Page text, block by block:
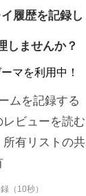
履歴を記録し
しませんか？
マを利用中！
ムを記録する
ビューを読む
有リストの共
（10秒）
る
ビュー